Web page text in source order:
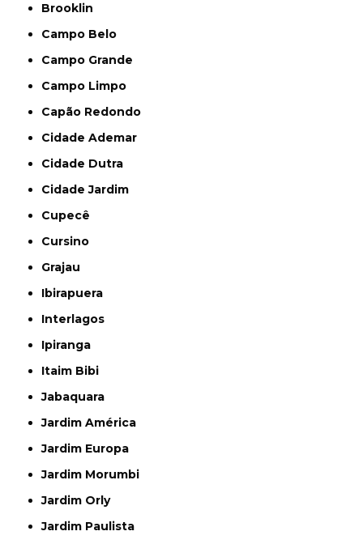
Brooklin
Campo Belo
Campo Grande
Campo Limpo
Capão Redondo
Cidade Ademar
Cidade Dutra
Cidade Jardim
Cupecê
Cursino
Grajau
Ibirapuera
Interlagos
Ipiranga
Itaim Bibi
Jabaquara
Jardim América
Jardim Europa
Jardim Morumbi
Jardim Orly
Jardim Paulista